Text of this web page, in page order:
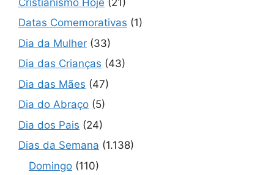
Datas Comemorativas (1)
Dia da Mulher (33)
Dia das Crianças (43)
Dia das Mães (47)
Dia do Abraço (5)
Dia dos Pais (24)
Dias da Semana (1.138)
Domingo (110)